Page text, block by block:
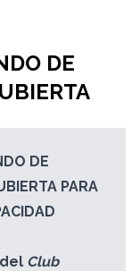
DE
DE
PARA
Club